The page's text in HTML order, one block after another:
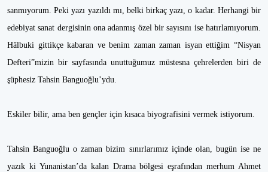
sanmıyorum. Peki yazı yazıldı mı, belki birkaç yazı, o kadar. Herhangi bir
edebiyat sanat dergisinin ona adanmış özel bir sayısını ise hatırlamıyorum.
Hâlbuki gittikçe kabaran ve benim zaman zaman isyan ettiğim “Nisyan
Defteri”mizin bir sayfasında unuttuğumuz müstesna çehrelerden biri de
şüphesiz Tahsin Banguoğlu’ydu.
Eskiler bilir, ama ben gençler için kısaca biyografisini vermek istiyorum.
Tahsin Banguoğlu o zaman bizim sınırlarımız içinde olan, bugün ise ne
yazık ki Yunanistan’da kalan Drama bölgesi eşrafından merhum Ahmet